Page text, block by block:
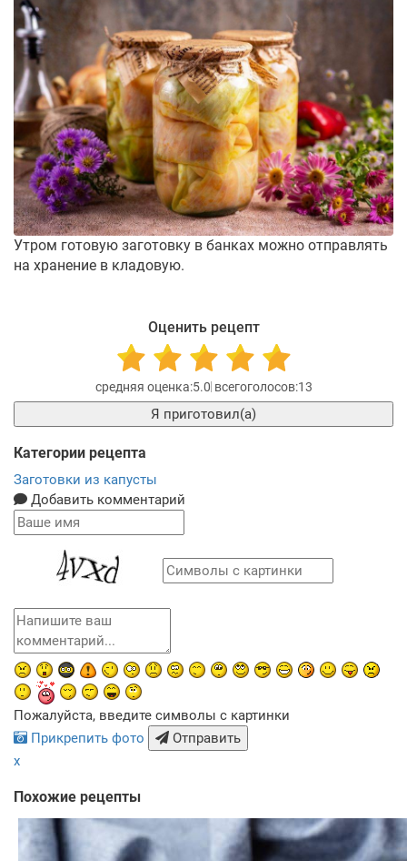
Утром готовую заготовку в банках можно отправлять
на хранение в кладовую.
Оценить рецепт
5.0 13
Я приготовил(а)
Категории рецепта
Заготовки из капусты
Добавить комментарий
Пожалуйста, введите символы с картинки
Прикрепить фото
Отправить
x
Похожие рецепты